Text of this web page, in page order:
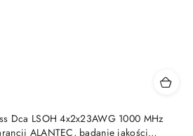
Dca LSOH 4x2x23AWG 1000 MHz
ALANTEC, badanie jakości